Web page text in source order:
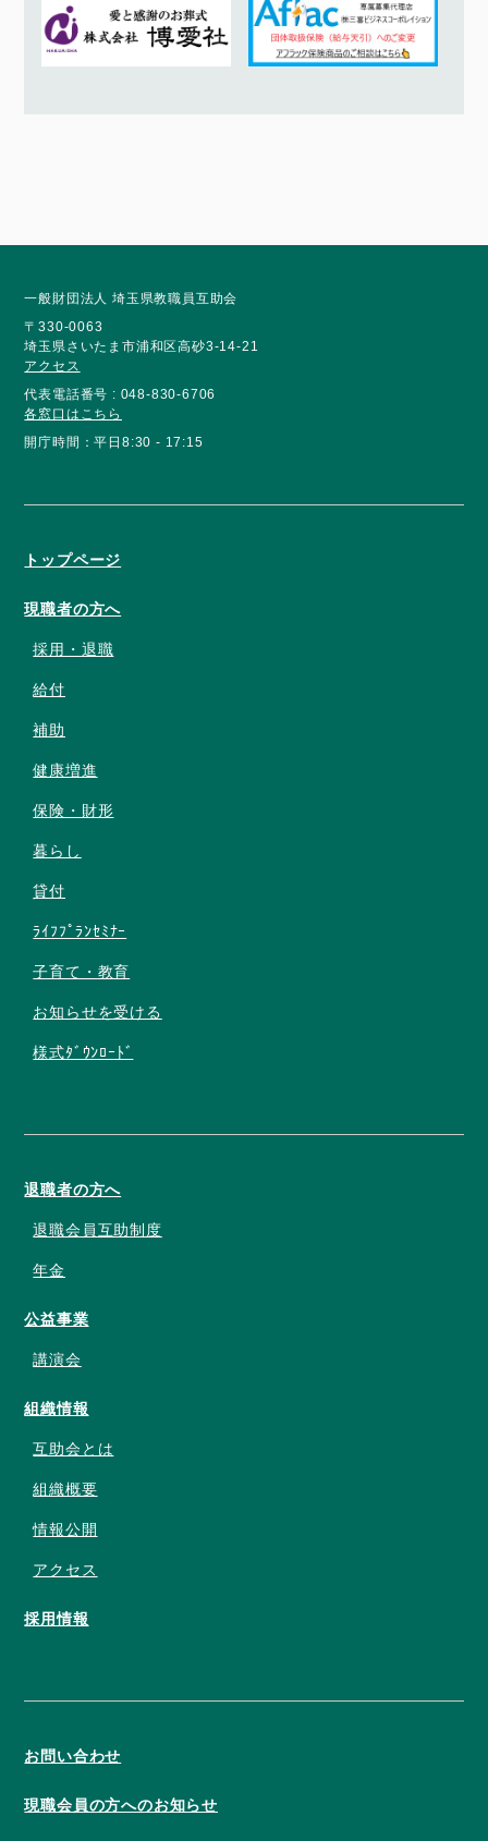
一般財団法人 埼玉県教職員互助会
〒330-0063
埼玉県さいたま市浦和区高砂3-14-21
アクセス
代表電話番号 : 048-830-6706
各窓口はこちら
開庁時間：平日8:30 - 17:15
トップページ
現職者の方へ
採用・退職
給付
補助
健康増進
保険・財形
暮らし
貸付
ﾗｲﾌﾌﾟﾗﾝｾﾐﾅｰ
子育て・教育
お知らせを受ける
様式ﾀﾞｳﾝﾛｰﾄﾞ
退職者の方へ
退職会員互助制度
年金
公益事業
講演会
組織情報
互助会とは
組織概要
情報公開
アクセス
採用情報
お問い合わせ
現職会員の方へのお知らせ